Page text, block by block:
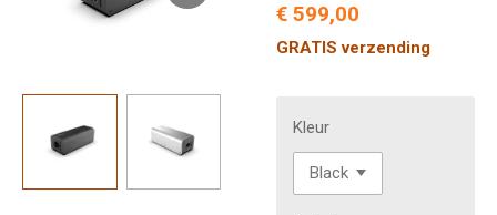
€ 599,00
GRATIS verzending
Kleur